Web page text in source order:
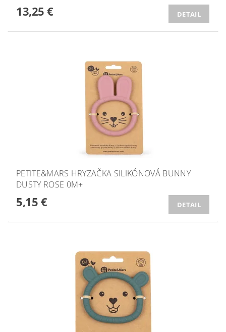
13,25 € DETAIL
PETITE&MARS HRYZAČKA SILIKÓNOVÁ BUNNY
DUSTY ROSE 0M+
5,15 € DETAIL